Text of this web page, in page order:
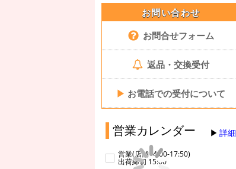
お問い合わせ
お問合せフォーム
返品・交換受付
▶ お電話での受付について
営業カレンダー 詳細
営業(店舗14:00-17:50)
出荷締切 15:00